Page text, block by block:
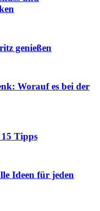
genießen
Worauf es bei der
Tipps
Ideen für jeden